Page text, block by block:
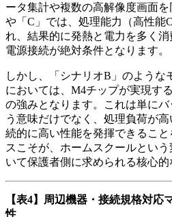
ータ集計や複数の高解像度画面を
や「C」では、処理能力（高性能
れ、結果的に発熱と電力を多く
電源接続が絶対条件となります。
しかし、「シナリオB」のような
においては、M4チップが実現す
の強みとなります。これは単に
う意味だけでなく、処理負荷が
続的に高い性能を発揮できるこ
スこそが、ホームスクールとい
いて保護者側に求められる核心的
【表4】周辺機器・接続規格対応
性